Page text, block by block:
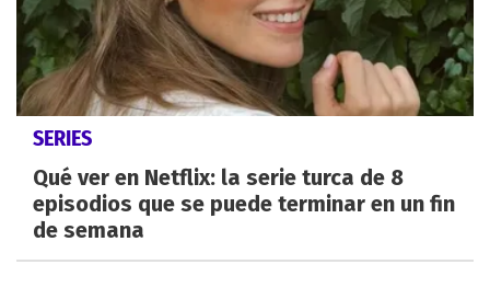
SERIES
Qué ver en Netflix: la serie turca de 8
episodios que se puede terminar en un fin
de semana